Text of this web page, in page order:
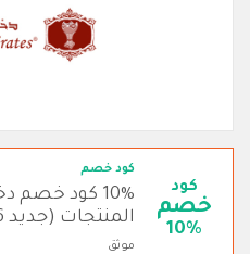
كود
خصم
10%
كود خصم
10% كود خصم
المنتجات (جديد 2026)
موثق